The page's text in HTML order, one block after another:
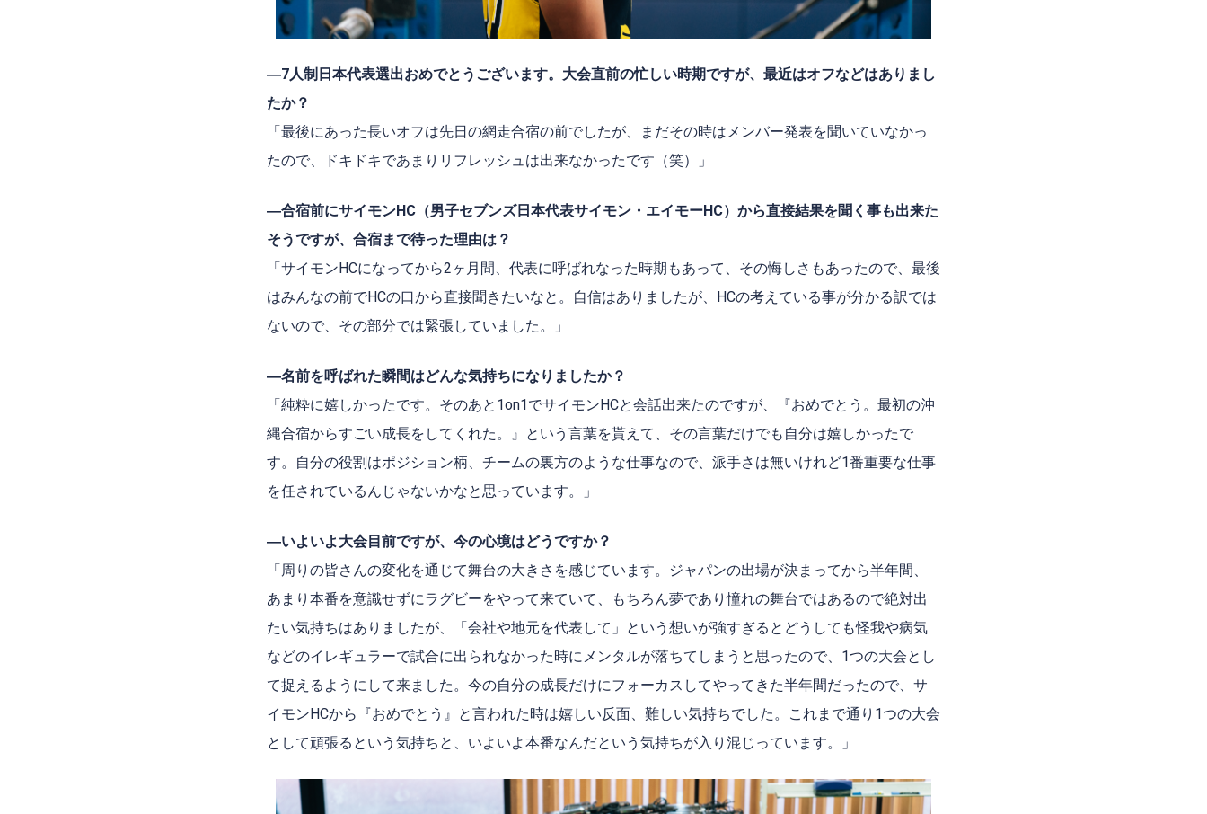
―7人制日本代表選出おめでとうございます。 大会直前の忙しい時期ですが、最近はオフなどはありまし
たか？
「最後にあった長いオフは先日の網走合宿の前でしたが、まだその時はメンバー発表を聞いていなかっ
たので、ドキドキであまりリフレッシュは出来なかったです（笑）」
―合宿前にサイモンHC （男子セブンズ日本代表サイモン・エイモーHC）から直接結果を聞く事も出来た
そうですが、合宿まで待った理由は？
「サイモンHCになってから2ヶ月間、代表に呼ばれなった時期もあって、その悔しさもあったので、最後
はみんなの前でHCの口から直接聞きたいなと。自信はありましたが、 HCの考えている事が分かる訳では
ないので、その部分では緊張していました。」
―名前を呼ばれた瞬間はどんな気持ちになりましたか？
「純粋に嬉しかったです。そのあと 1on1でサイモンHCと会話出来たのですが、『おめでとう。最初の沖
縄合宿からすごい成長をしてくれた。』という言葉を貰えて、その言葉だけでも自分は嬉しかったで
す。自分の役割はポジション柄、チームの裏方のような仕事なので、派手さは無いけれど1番重要な仕事
を任されているんじゃないかなと思っています。」
―いよいよ大会目前ですが、今の心境はどうですか？
「周りの皆さんの変化を通じて舞台の大きさを感じています。ジャパンの出場が決まってから半年間、
あまり本番を意識せずにラグビーをやって来ていて、もちろん夢であり憧れの舞台ではあるので絶対出
たい気持ちはありましたが、「会社や地元を代表して」という想いが強すぎるとどうしても怪我や病気
などのイレギュラーで試合に出られなかった時にメンタルが落ちてしまうと思ったので、 1つの大会とし
て捉えるようにして来ました。今の自分の成長だけにフォーカスしてやってきた半年間だったので、サ
イモンHCから『おめでとう』と言われた時は嬉しい反面、難しい気持ちでした。これまで通り 1つの大会
として頑張るという気持ちと、いよいよ本番なんだという気持ちが入り混じっています。」